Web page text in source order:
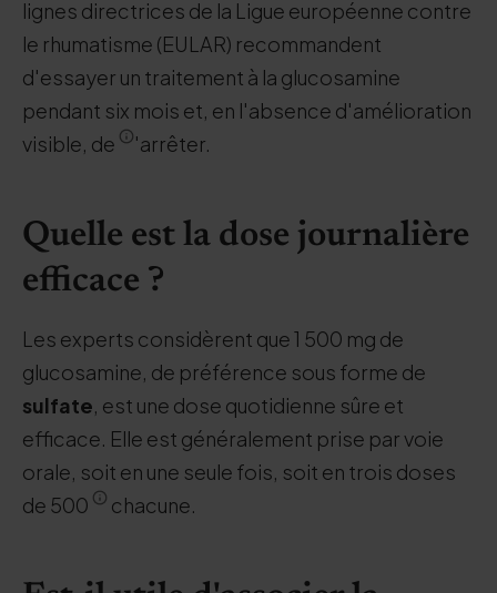
lignes directrices de la Ligue européenne contre
le rhumatisme (EULAR) recommandent
d'essayer un traitement à la glucosamine
pendant six mois et, en l'absence d'amélioration
visible, de
'arrêter.
Quelle est la dose journalière
efficace ?
Les experts considèrent que 1 500 mg de
glucosamine, de préférence sous forme de
sulfate, est une dose quotidienne sûre et
efficace. Elle est généralement prise par voie
orale, soit en une seule fois, soit en trois doses
de 500
chacune.